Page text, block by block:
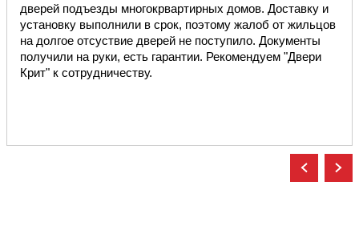
дверей подъезды многокрвартирных домов. Доставку и
установку выполнили в срок, поэтому жалоб от жильцов
на долгое отсуствие дверей не поступило. Документы
получили на руки, есть гарантии. Рекомендуем "Двери
Крит" к сотрудничеству.